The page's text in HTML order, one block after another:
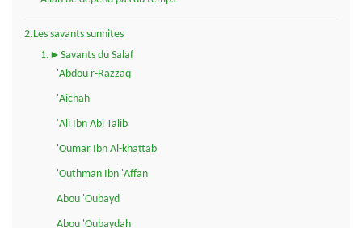
2.Les savants sunnites
1.►Savants du Salaf
'Abdou r-Razzaq
'Aichah
'Ali Ibn Abi Talib
'Oumar Ibn Al-khattab
'Outhman Ibn 'Affan
Abou 'Oubayd
Abou 'Oubaydah